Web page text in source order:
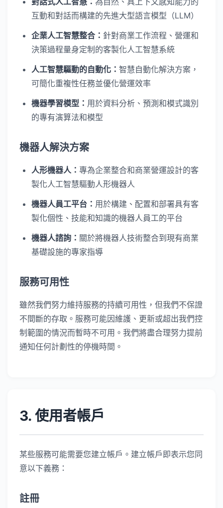
互動和對話而構建的先進大型語言模型（LLM）
企業人工智慧整合： 針對商業工作流程、營運和
決策過程量身定制的客製化人工智慧系統
人工智慧驅動的自動化： 智慧自動化解決方案，
可簡化重複性任務並優化營運效率
機器學習模型： 用於資料分析、預測和模式識別
的專有演算法和模型
機器人解決方案
人形機器人： 專為企業整合和商業營運設計的客
製化人工智慧驅動人形機器人
機器人員工平台： 用於構建、配置和部署具有客
製化個性、技能和知識的機器人員工的平台
機器人諮詢： 關於將機器人技術整合到現有商業
基礎設施的專家指導
服務可用性
雖然我們努力維持服務的持續可用性，但我們不保證
不間斷的存取。服務可能因維護、更新或超出我們控
制範圍的情況而暫時不可用。我們將盡合理努力提前
通知任何計劃性的停機時間。
3. 使用者帳戶
某些服務可能需要您建立帳戶。建立帳戶即表示您同
意以下義務：
註冊